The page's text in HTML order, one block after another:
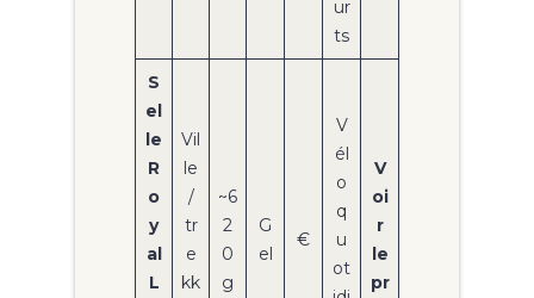
ur
ts
S
el
le
R
o
y
al
L
Vil
le
/
tr
e
kk
~6
2
0
g
G
el
€
V
él
o
q
u
ot
V
oi
r
le
pr